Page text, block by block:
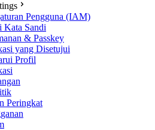
Pengguna (IAM)
Kata Sandi
& Passkey
yang Disetujui
Profil
Peringkat